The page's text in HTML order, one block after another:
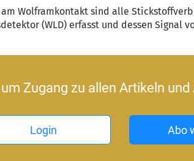
Wolframkontakt sind alle
(WLD) erfasst und dessen Signal
Zugang zu allen Artikeln
Login Abo